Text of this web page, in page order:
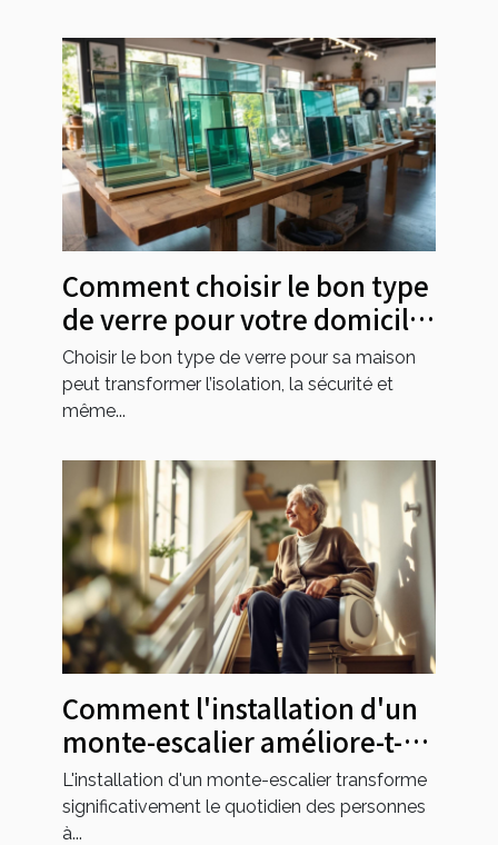
Comment choisir le bon type
de verre pour votre domicile
?
Choisir le bon type de verre pour sa maison
peut transformer l’isolation, la sécurité et
même...
Comment l'installation d'un
monte-escalier améliore-t-
elle l'accessibilité?
L'installation d'un monte-escalier transforme
significativement le quotidien des personnes
à...